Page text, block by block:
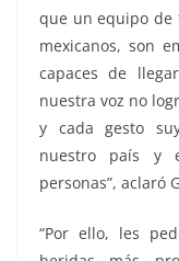
que un equipo de
mexicanos, son
capaces de
nuestra voz no
y cada gesto
nuestro país y
personas”, aclaró
“Por ello, les